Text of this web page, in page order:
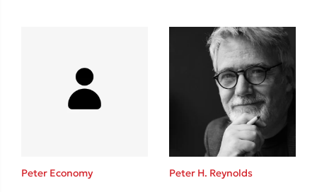
Peter Economy Peter H. Reynolds